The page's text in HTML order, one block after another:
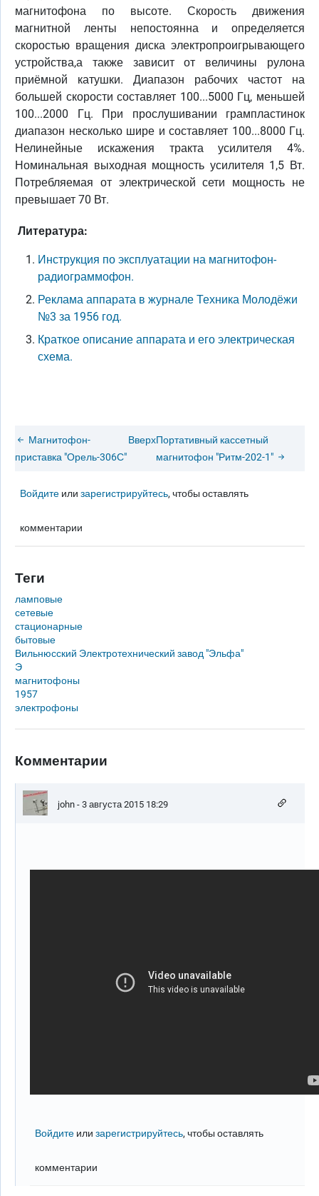
магнитофона по высоте. Скорость движения
магнитной ленты непостоянна и определяется
скоростью вращения диска электропроигрывающего
устройства,а также зависит от величины рулона
приёмной катушки. Диапазон рабочих частот на
большей скорости составляет 100...5000 Гц, меньшей
100...2000 Гц. При прослушивании грампластинок
диапазон несколько шире и составляет 100...8000 Гц.
Нелинейные искажения тракта усилителя 4%.
Номинальная выходная мощность усилителя 1,5 Вт.
Потребляемая от электрической сети мощность не
превышает 70 Вт.
Литература:
Инструкция по эксплуатации на магнитофон-
радиограммофон.
Реклама аппарата в журнале Техника Молодёжи
№3 за 1956 год.
Краткое описание аппарата и его электрическая
схема.
Магнитофон-
приставка "Орель-306С"
ВверхПортативный кассетный
магнитофон "Ритм-202-1"
Войдите илизарегистрируйтесь, чтобы оставлять
комментарии
Теги
ламповые
сетевые
стационарные
бытовые
Вильнюсский Электротехнический завод "Эльфа"
Э
магнитофоны
1957
электрофоны
Комментарии
john - 3 августа 2015 18:29
Войдите илизарегистрируйтесь, чтобы оставлять
комментарии